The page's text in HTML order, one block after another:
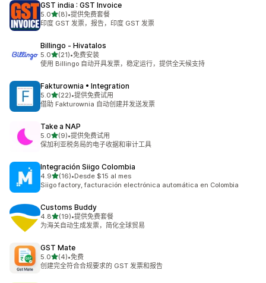
GST india : GST Invoice
5.0星（满分 5 星）
(8)
总共 8 条评论
•提供免费套餐
印度 GST 发票，报告，印度 GST 发票
Billingo ‑ Hivatalos
5.0星（满分 5 星）
(21)
总共 21 条评论
•免费安装
使用 Billingo 自动开具发票，稳定运行，提供全天候支持
Fakturownia • Integration
5.0星（满分 5 星）
(22)
总共 22 条评论
•提供免费试用
借助 Fakturownia 自动创建并发送发票
Take a NAP
5.0星（满分 5 星）
(9)
总共 9 条评论
•提供免费试用
保加利亚税务局的电子收据和审计工具
Integración Siigo Colombia
4.9星（满分 5 星）
(16)
总共 16 条评论
•Desde $15 al mes
Siigo factory, facturación electrónica automática en Colombia
Customs Buddy
4.8星（满分 5 星）
(19)
总共 19 条评论
•提供免费套餐
为海关自动生成发票，简化全球贸易
GST Mate
5.0星（满分 5 星）
(4)
总共 4 条评论
•免费
创建完全符合合规要求的 GST 发票和报告